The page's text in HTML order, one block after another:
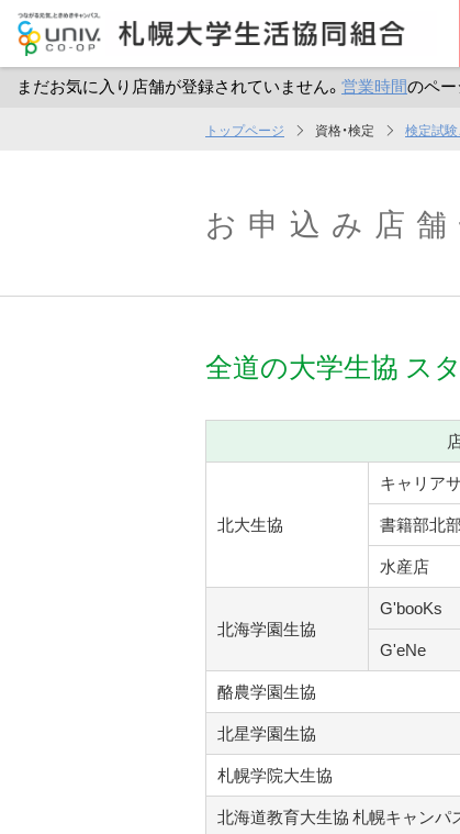
ン
まだお気に入り店舗が登録されていません。 営業時間のペー
トップページ 資格・検定 検定試
お申込み店舗
全道の大学生協 ス
北大生協
キャリア
書籍部北
水産店
北海学園生協
G'booKs
G'eNe
酪農学園生協
北星学園生協
札幌学院大生協
北海道教育大生協 札幌キャンパ